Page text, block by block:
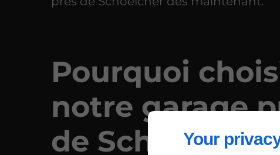
Your
Pourquoi
notre garage
de Schoelcher